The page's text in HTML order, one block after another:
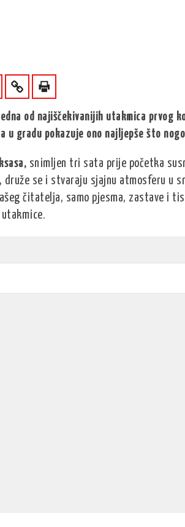
od najiščekivanijih utakmica prvog
u gradu pokazuje ono najljepše što
snimljen tri sata prije početka
druže se i stvaraju sjajnu atmosferu u
čitatelja, samo pjesma, zastave i